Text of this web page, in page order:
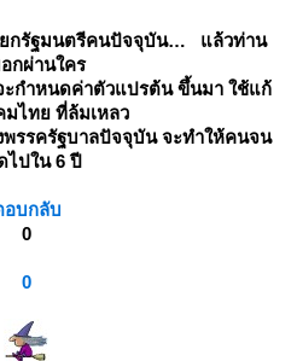
กรัฐมนตรีคนปัจจุบัน… แล้วท่าน
กผ่านใคร
ะกำหนดค่าตัวแปรต้น ขึ้นมา ใช้แก้
ไทย ที่ล้มเหลว
รรครัฐบาลปัจจุบัน จะทำให้คนจน
ไปใน 6 ปี
อบกลับ
0
0